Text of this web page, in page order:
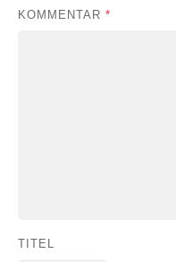
KOMMENTAR *
TITEL